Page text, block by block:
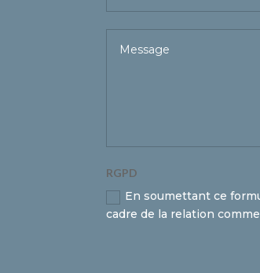
RGPD
En soumettant ce
cadre de la relation